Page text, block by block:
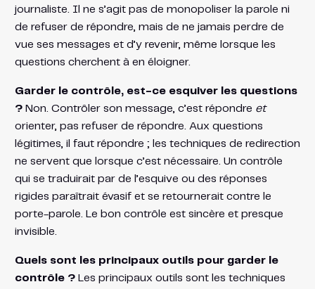
journaliste. Il ne s’agit pas de monopoliser la parole ni
de refuser de répondre, mais de ne jamais perdre de
vue ses messages et d’y revenir, même lorsque les
questions cherchent à en éloigner.
Garder le contrôle, est-ce esquiver les questions
?Non. Contrôler son message, c’est répondre et
orienter, pas refuser de répondre. Aux questions
légitimes, il faut répondre ; les techniques de redirection
ne servent que lorsque c’est nécessaire. Un contrôle
qui se traduirait par de l’esquive ou des réponses
rigides paraîtrait évasif et se retournerait contre le
porte-parole. Le bon contrôle est sincère et presque
invisible.
Quels sont les principaux outils pour garder le
contrôle ?Les principaux outils sont les techniques